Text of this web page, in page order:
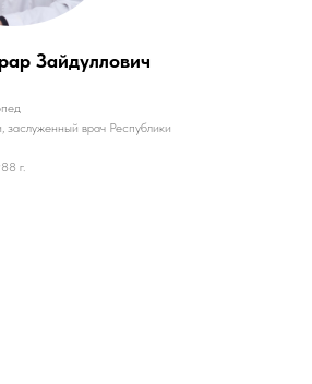
Зайдуллович
заслуженный врач Республики
г.